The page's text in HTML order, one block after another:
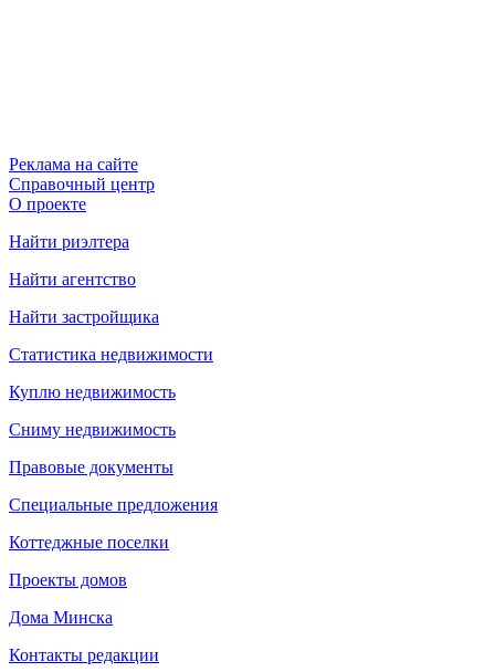
Реклама на сайте
Справочный центр
О проекте
Найти риэлтера
Найти агентство
Найти застройщика
Статистика недвижимости
Куплю недвижимость
Сниму недвижимость
Правовые документы
Специальные предложения
Коттеджные поселки
Проекты домов
Дома Минска
Контакты редакции